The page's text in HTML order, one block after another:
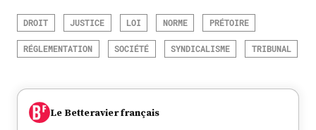
DROIT JUSTICE LOI NORME PRÉTOIRE
RÉGLEMENTATION SOCIÉTÉ SYNDICALISME TRIBUNAL
Le Betteravier français